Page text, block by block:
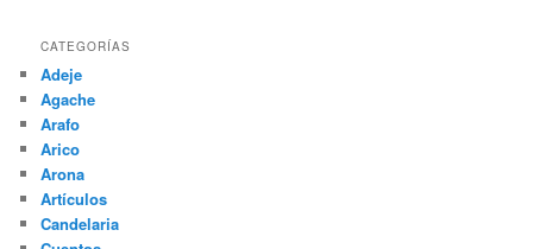
CATEGORÍAS
Adeje
Agache
Arafo
Arico
Arona
Artículos
Candelaria